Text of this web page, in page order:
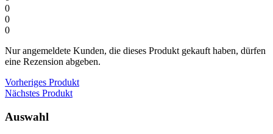
0
0
0
Nur angemeldete Kunden, die dieses Produkt gekauft haben, dürfen
eine Rezension abgeben.
Vorheriges Produkt
Nächstes Produkt
Auswahl